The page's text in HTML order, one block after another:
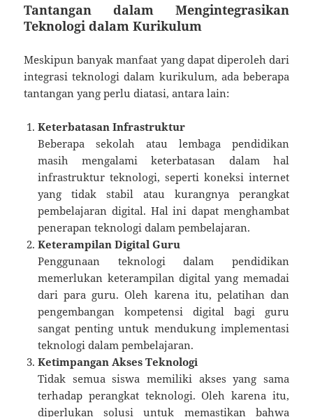
Tantangan dalam Mengintegrasikan
Teknologi dalam Kurikulum
Meskipun banyak manfaat yang dapat diperoleh dari
integrasi teknologi dalam kurikulum, ada beberapa
tantangan yang perlu diatasi, antara lain:
Keterbatasan Infrastruktur
Beberapa sekolah atau lembaga pendidikan
masih mengalami keterbatasan dalam hal
infrastruktur teknologi, seperti koneksi internet
yang tidak stabil atau kurangnya perangkat
pembelajaran digital. Hal ini dapat menghambat
penerapan teknologi dalam pembelajaran.
Keterampilan Digital Guru
Penggunaan teknologi dalam pendidikan
memerlukan keterampilan digital yang memadai
dari para guru. Oleh karena itu, pelatihan dan
pengembangan kompetensi digital bagi guru
sangat penting untuk mendukung implementasi
teknologi dalam pembelajaran.
Ketimpangan Akses Teknologi
Tidak semua siswa memiliki akses yang sama
terhadap perangkat teknologi. Oleh karena itu,
diperlukan solusi untuk memastikan bahwa